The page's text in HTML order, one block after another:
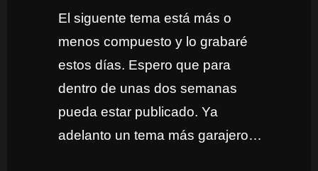
El siguente tema está más o
menos compuesto y lo grabaré
estos días. Espero que para
dentro de unas dos semanas
pueda estar publicado. Ya
adelanto un tema más garajero…